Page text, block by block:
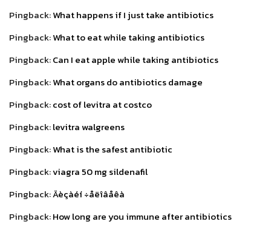
Pingback:What happens if I just take antibiotics
Pingback:What to eat while taking antibiotics
Pingback:Can I eat apple while taking antibiotics
Pingback:What organs do antibiotics damage
Pingback:cost of levitra at costco
Pingback:levitra walgreens
Pingback:What is the safest antibiotic
Pingback:viagra 50 mg sildenafil
Pingback:Äèçàéí ÷åëîâåêà
Pingback:How long are you immune after antibiotics